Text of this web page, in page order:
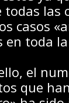
todas las
casos
en toda
el
que